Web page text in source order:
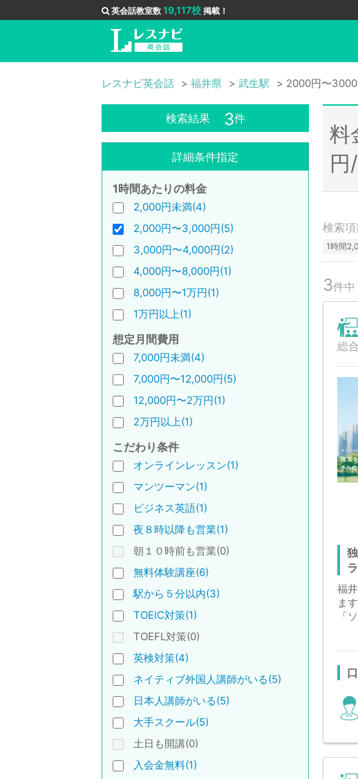
英会話教室数 19,117校 掲載！
レスナビ英会話 福井県 武生駅 2000円〜
検索結果 3件
詳細条件指定
1時間あたりの料金
2,000円未満(4)
2,000円〜3,000円(5)
3,000円〜4,000円(2)
4,000円〜8,000円(1)
8,000円〜1万円(1)
1万円以上(1)
想定月間費用
7,000円未満(4)
7,000円〜12,000円(5)
12,000円〜2万円(1)
2万円以上(1)
こだわり条件
オンラインレッスン(1)
マンツーマン(1)
ビジネス英語(1)
夜８時以降も営業(1)
朝１０時前も営業(0)
無料体験講座(6)
駅から５分以内(3)
TOEIC対策(1)
TOEFL対策(0)
英検対策(4)
ネイティブ外国人講師がいる(5)
日本人講師がいる(5)
大手スクール(5)
土日も開講(0)
入会金無料(1)
料
円
検索項
1時間
3件中
総
福
ま
「